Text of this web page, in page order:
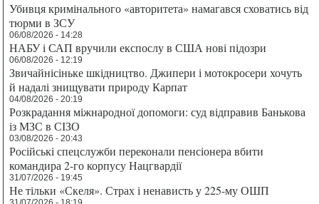
Убивця кримінального «авторитета» намагався сховатись від
тюрми в ЗСУ
06/08/2026 - 14:28
НАБУ і САП вручили експослу в США нові підозри
06/08/2026 - 12:19
Звичайнісіньке шкідництво. Джипери і мотокросери хочуть
й надалі знищувати природу Карпат
04/08/2026 - 20:19
Розкрадання міжнародної допомоги: суд відправив Банькова
із МЗС в СІЗО
03/08/2026 - 20:43
Російські спецслужби переконали пенсіонера вбити
командира 2-го корпусу Нацгвардії
31/07/2026 - 19:45
Не тільки «Скеля». Страх і ненависть у 225-му ОШП